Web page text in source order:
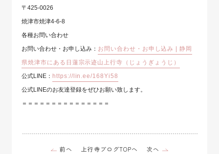
〒425-0026
焼津市焼津4-6-8
各種お問い合わせ
お問い合わせ・お申し込み： お問い合わせ・お申し込み | 静岡
県焼津市にある日蓮宗示迹山上行寺（じょうぎょうじ）
公式LINE： https://lin.ee/168Yi58
公式LINEのお友達登録をぜひお願い致します。
＝＝＝＝＝＝＝＝＝＝＝＝＝＝＝
前へ 上行寺ブログTOPへ 次へ